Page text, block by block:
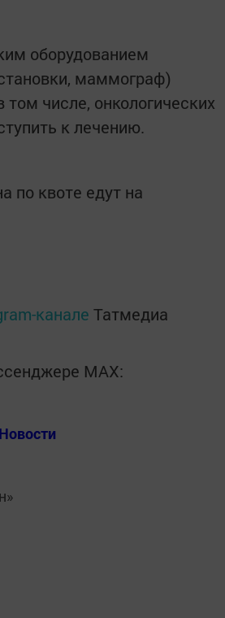
оборудованием
маммограф)
числе, онкологических
к лечению.
по квоте едут на
канале Татмедиа
MАХ: